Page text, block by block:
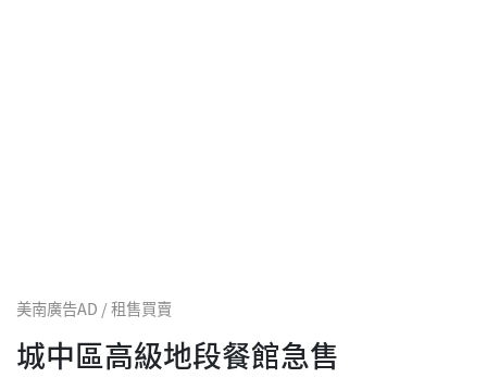
美南廣告AD / 租售買賣
城中區高級地段餐館急售